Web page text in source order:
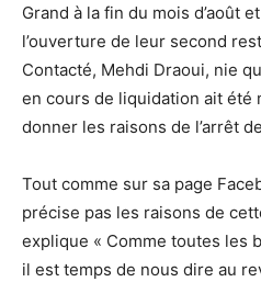
Grand à la fin du mois d’août
l’ouverture de leur second
Contacté, Mehdi Draoui, nie
en cours de liquidation ait été
donner les raisons de l’arrêt
Tout comme sur sa page
précise pas les raisons de
explique « Comme toutes les
il est temps de nous dire au